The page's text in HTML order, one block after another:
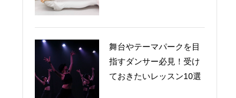
舞台やテーマパークを目
指すダンサー必見！受け
ておきたいレッスン10選